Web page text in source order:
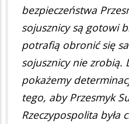
bezpieczeństwa
sojusznicy są gotowi
potrafią obronić się
sojusznicy nie zrobią.
pokażemy
tego, aby Przesmyk
Rzeczypospolita